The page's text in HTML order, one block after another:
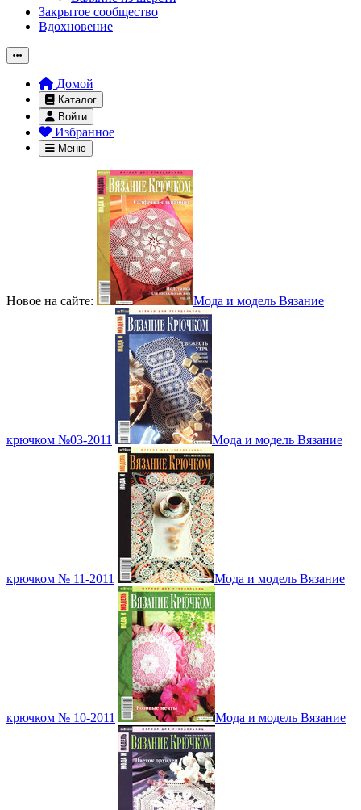
Закрытое сообщество
Вдохновение
Домой
Каталог
Войти
Избранное
Меню
Новое на сайте: Мода и модель Вязание
крючком №03-2011 Мода и модель Вязание
крючком № 11-2011 Мода и модель Вязание
крючком № 10-2011 Мода и модель Вязание